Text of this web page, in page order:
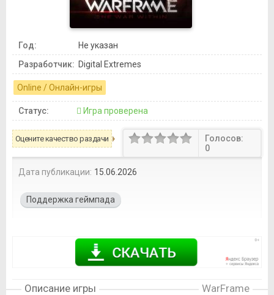
Год:
Не указан
Разработчик: Digital Extremes
Online / Онлайн-игры
Статус: Игра проверена
Оцените качество раздачи
Голосов:
0
Дата публикации: 15.06.2026
Поддержка геймпада
Описание игры WarFrame